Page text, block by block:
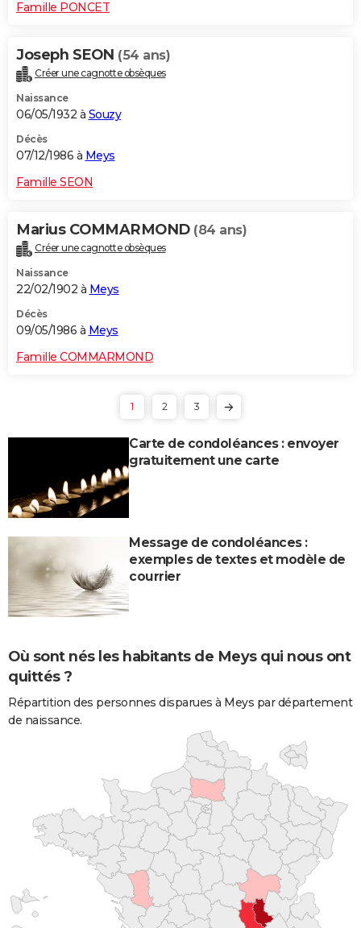
Famille PONCET
Joseph SEON (54 ans)
Créer une cagnotte obsèques
Naissance
06/05/1932 à Souzy
Décès
07/12/1986 à Meys
Famille SEON
Marius COMMARMOND (84 ans)
Créer une cagnotte obsèques
Naissance
22/02/1902 à Meys
Décès
09/05/1986 à Meys
Famille COMMARMOND
1 2 3
Carte de condoléances : envoyer
gratuitement une carte
Message de condoléances :
exemples de textes et modèle de
courrier
Où sont nés les habitants de Meys qui nous ont
quittés ?
Répartition des personnes disparues à Meys par département
de naissance.